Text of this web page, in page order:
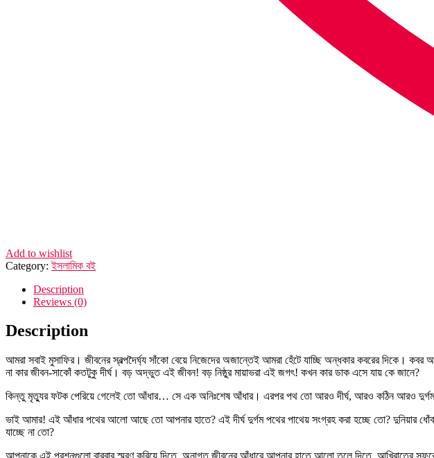
Add to wishlist
Category:ইসলামিক বই
Description
Reviews (0)
Description
আমরা সবাই মুসাফির। জীবনের স্বল্পদৈর্ঘ্য সাঁকো বেয়ে নিজেদের অজান্তেই আমরা হেঁটে যাচ্ছি অন্ধকার কবরের দিকে।
না কার জীবন-সাকোঁ কতটুকু দীর্ঘ। বড় অদ্ভুত এই জীবন! বড় নিষ্ঠুর মায়াভরা এই জগৎ! কখন কার ডাক এসে যায় কে জানে?
কিন্তু মৃত্যুর ফটক পেরিয়ে গেলেই তো আঁধার… সে এক অনিঃশেষ আঁধার। এরপর পথ তো আরও দীর্ঘ, আরও কঠিন আরও
ভাই আমার! এই আঁধার পথের আলো আছে তো আপনার হাতে? এই দীর্ঘ দুর্গম পথের পাথেয় সংগ্রহ করা হচ্ছে তো? দুনিয়ার
যাচ্ছে না তো?